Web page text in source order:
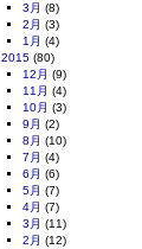
3月 (8)
2月 (3)
1月 (4)
2015 (80)
12月 (9)
11月 (4)
10月 (3)
9月 (2)
8月 (10)
7月 (4)
6月 (6)
5月 (7)
4月 (7)
3月 (11)
2月 (12)